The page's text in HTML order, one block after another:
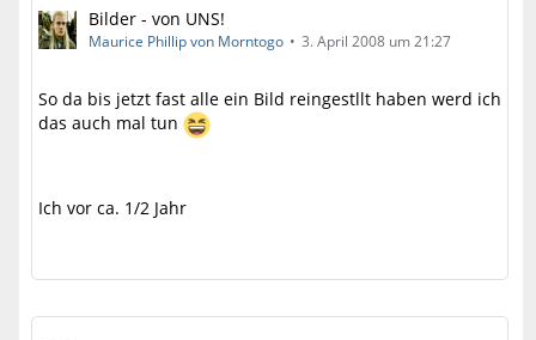
Bilder - von UNS!
Maurice Phillip von Morntogo 3. April 2008 um 21:27
So da bis jetzt fast alle ein Bild reingestllt haben werd ich
das auch mal tun
Ich vor ca. 1/2 Jahr